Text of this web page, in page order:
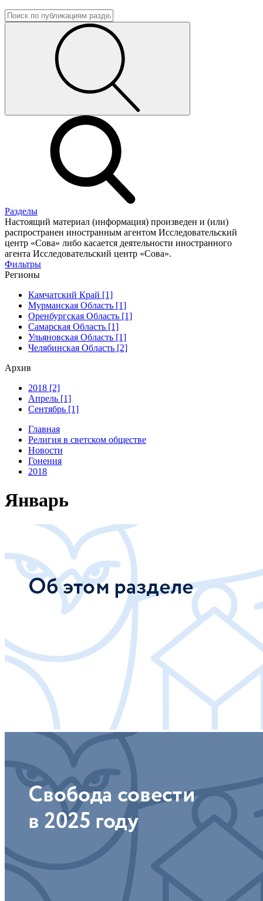
Разделы
Настоящий материал (информация) произведен и (или)
распространен иностранным агентом Исследовательский
центр «Сова» либо касается деятельности иностранного
агента Исследовательский центр «Сова».
Фильтры
Регионы
Камчатский Край [1]
Мурманская Область [1]
Оренбургская Область [1]
Самарская Область [1]
Ульяновская Область [1]
Челябинская Область [2]
Архив
2018 [2]
Апрель [1]
Сентябрь [1]
Главная
Религия в светском обществе
Новости
Гонения
2018
Январь